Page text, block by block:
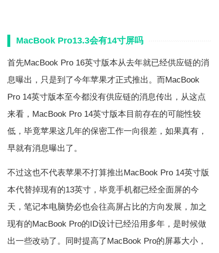
MacBook Pro13.3会有14寸屏吗
首先MacBook Pro 16英寸版本从去年就已经供应链的消
息曝出，只是到了今年苹果才正式推出。而MacBook
Pro 14英寸版本至今都没有供应链的消息传出，从这点
来看，MacBook Pro 14英寸版本目前存在的可能性较
低，毕竟苹果这几年的保密工作一向很差，如果真有，
早就有消息曝出了。
不过这也不代表苹果不打算推出MacBook Pro 14英寸版
本代替掉现有的13英寸，毕竟手机都已经全面屏的今
天，笔记本电脑势必也会往高屏占比的方向发展，加之
现有的MacBook Pro的ID设计已经沿用多年，是时候做
出一些改动了。同时提高了MacBook Pro的屏幕大小，